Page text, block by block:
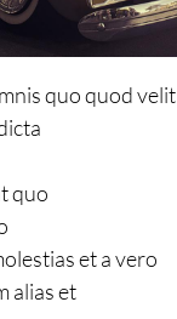
quo quod velit
quo
et a vero
alias et